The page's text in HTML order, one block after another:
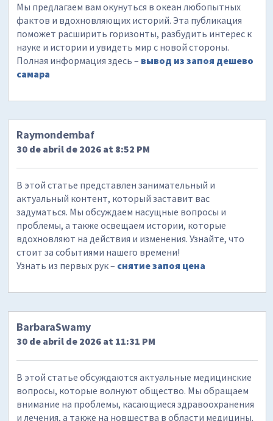
Мы предлагаем вам окунуться в океан любопытных
фактов и вдохновляющих историй. Эта публикация
поможет расширить горизонты, разбудить интерес к
науке и истории и увидеть мир с новой стороны.
Полная информация здесь – вывод из запоя дешево
самара
Raymondembaf
30 de abril de 2026 at 8:52 PM
В этой статье представлен занимательный и
актуальный контент, который заставит вас
задуматься. Мы обсуждаем насущные вопросы и
проблемы, а также освещаем истории, которые
вдохновляют на действия и изменения. Узнайте, что
стоит за событиями нашего времени!
Узнать из первых рук – снятие запоя цена
BarbaraSwamy
30 de abril de 2026 at 11:31 PM
В этой статье обсуждаются актуальные медицинские
вопросы, которые волнуют общество. Мы обращаем
внимание на проблемы, касающиеся здравоохранения
и лечения, а также на новшества в области медицины.